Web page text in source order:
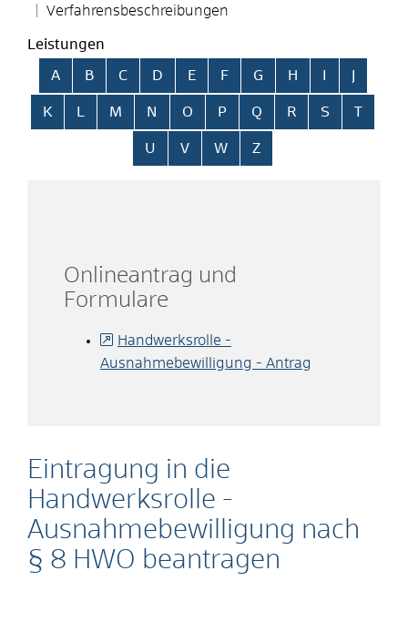
Verfahrensbeschreibungen
Leistungen
Alphabetisches Register überspringen
A B C D E F G H
K L M N O P Q R S T
U V W Z
Eintragung in die
Handwerksrolle -
Ausnahmebewilligung nach
§ 8 HWO beantragen
Onlineantrag und
Formulare
Handwerksrolle -
Ausnahmebewilligung - Antrag